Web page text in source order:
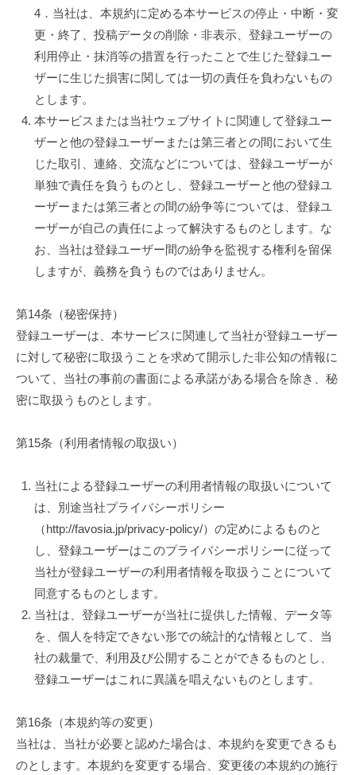
4．当社は、本規約に定める本サービスの停止・中断・変
更・終了、投稿データの削除・非表示、登録ユーザーの
利用停止・抹消等の措置を行ったことで生じた登録ユー
ザーに生じた損害に関しては一切の責任を負わないもの
とします。
本サービスまたは当社ウェブサイトに関連して登録ユー
ザーと他の登録ユーザーまたは第三者との間において生
じた取引、連絡、交流などについては、登録ユーザーが
単独で責任を負うものとし、登録ユーザーと他の登録ユ
ーザーまたは第三者との間の紛争等については、登録ユ
ーザーが自己の責任によって解決するものとします。な
お、当社は登録ユーザー間の紛争を監視する権利を留保
しますが、義務を負うものではありません。
第14条（秘密保持）
登録ユーザーは、本サービスに関連して当社が登録ユーザー
に対して秘密に取扱うことを求めて開示した非公知の情報に
ついて、当社の事前の書面による承諾がある場合を除き、秘
密に取扱うものとします。
第15条（利用者情報の取扱い）
当社による登録ユーザーの利用者情報の取扱いについて
は、別途当社プライバシーポリシー
（http://favosia.jp/privacy-policy/）の定めによるものと
し、登録ユーザーはこのプライバシーポリシーに従って
当社が登録ユーザーの利用者情報を取扱うことについて
同意するものとします。
当社は、登録ユーザーが当社に提供した情報、データ等
を、個人を特定できない形での統計的な情報として、当
社の裁量で、利用及び公開することができるものとし、
登録ユーザーはこれに異議を唱えないものとします。
第16条（本規約等の変更）
当社は、当社が必要と認めた場合は、本規約を変更できるも
のとします。本規約を変更する場合、変更後の本規約の施行